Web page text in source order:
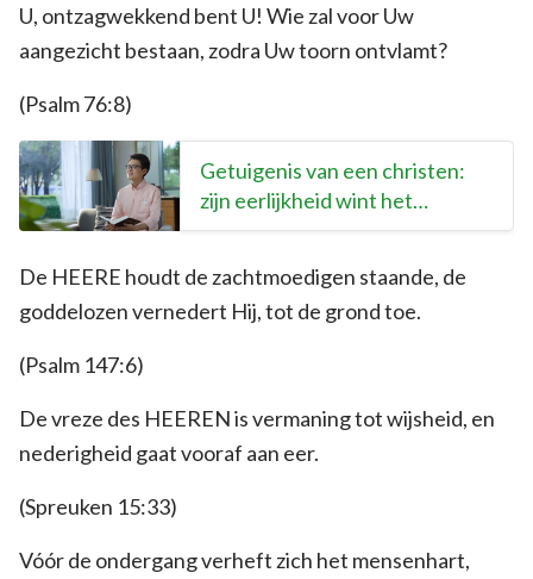
U, ontzagwekkend bent U! Wie zal voor Uw
aangezicht bestaan, zodra Uw toorn ontvlamt?
(Psalm 76:8)
Getuigenis van een christen:
zijn eerlijkheid wint het
vertrouwen van zijn baas
De HEERE houdt de zachtmoedigen staande, de
goddelozen vernedert Hij, tot de grond toe.
(Psalm 147:6)
De vreze des HEEREN is vermaning tot wijsheid, en
nederigheid gaat vooraf aan eer.
(Spreuken 15:33)
Vóór de ondergang verheft zich het mensenhart,